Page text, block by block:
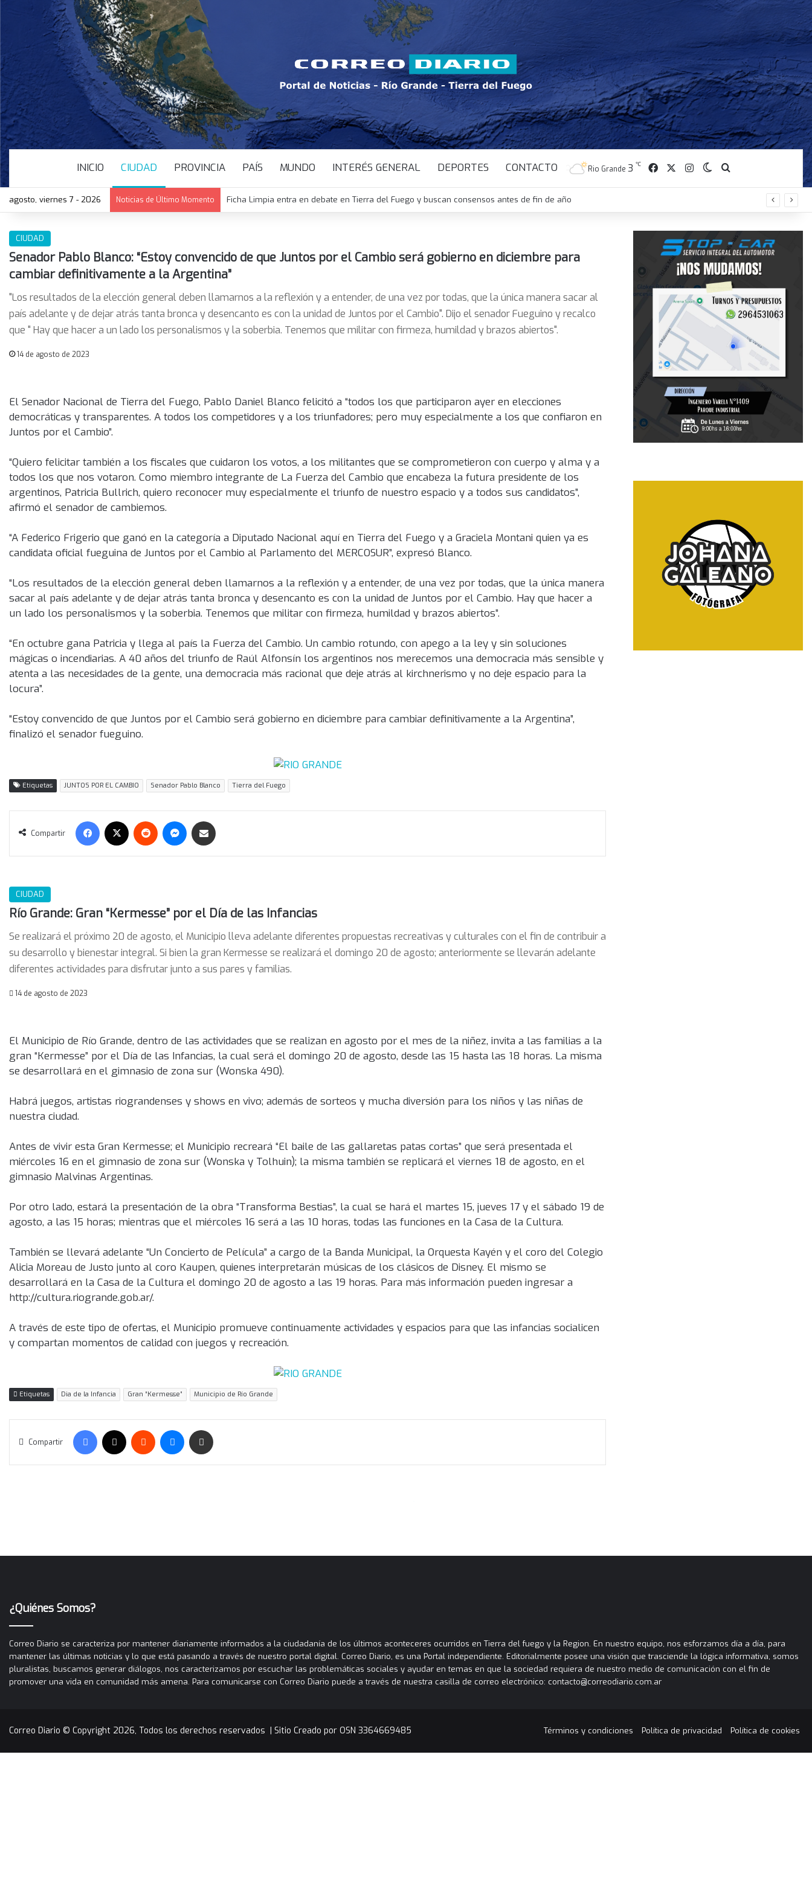
INICIO CIUDAD PROVINCIA PAÍS MUNDO INTERÉS GENERAL DEPORTES CONTACTO Rio Grande 3 ℃ FacebookInstagramSwitch skin
Buscar
agosto, viernes 7 - 2026 Noticias de Último Momento El Senado aprobó agilizar los desalojos y limitar las expropiaciones, pero el Gobierno debió retirar la reforma del Manejo del Fuego
CIUDAD
Senador Pablo Blanco: “Estoy convencido de que Juntos por el Cambio será gobierno en diciembre para
cambiar definitivamente a la Argentina”
"Los resultados de la elección general deben llamarnos a la reflexión y a entender, de una vez por todas, que la única manera sacar al
país adelante y de dejar atrás tanta bronca y desencanto es con la unidad de Juntos por el Cambio". Dijo el senador Fueguino y recalco
que " Hay que hacer a un lado los personalismos y la soberbia. Tenemos que militar con firmeza, humildad y brazos abiertos".
14 de agosto de 2023
El Senador Nacional de Tierra del Fuego, Pablo Daniel Blanco felicitó a “todos los que participaron ayer en elecciones
democráticas y transparentes. A todos los competidores y a los triunfadores; pero muy especialmente a los que confiaron en
Juntos por el Cambio”.
“Quiero felicitar también a los fiscales que cuidaron los votos, a los militantes que se comprometieron con cuerpo y alma y a
todos los que nos votaron. Como miembro integrante de La Fuerza del Cambio que encabeza la futura presidente de los
argentinos, Patricia Bullrich, quiero reconocer muy especialmente el triunfo de nuestro espacio y a todos sus candidatos”,
afirmó el senador de cambiemos.
“A Federico Frigerio que ganó en la categoría a Diputado Nacional aquí en Tierra del Fuego y a Graciela Montani quien ya es
candidata oficial fueguina de Juntos por el Cambio al Parlamento del MERCOSUR”, expresó Blanco.
“Los resultados de la elección general deben llamarnos a la reflexión y a entender, de una vez por todas, que la única manera
sacar al país adelante y de dejar atrás tanta bronca y desencanto es con la unidad de Juntos por el Cambio. Hay que hacer a
un lado los personalismos y la soberbia. Tenemos que militar con firmeza, humildad y brazos abiertos”.
“En octubre gana Patricia y llega al país la Fuerza del Cambio. Un cambio rotundo, con apego a la ley y sin soluciones
mágicas o incendiarias. A 40 años del triunfo de Raúl Alfonsín los argentinos nos merecemos una democracia más sensible y
atenta a las necesidades de la gente, una democracia más racional que deje atrás al kirchnerismo y no deje espacio para la
locura”.
“Estoy convencido de que Juntos por el Cambio será gobierno en diciembre para cambiar definitivamente a la Argentina”,
finalizó el senador fueguino.
Etiquetas JUNTOS POR EL CAMBIO Senador Pablo Blanco Tierra del Fuego
Compartir
Facebook Reddit Messenger
¿Quiénes Somos?
Correo Diario se caracteriza por mantener diariamente informados a la ciudadanía de los últimos aconteceres ocurridos en Tierra del fuego y la Region. En nuestro equipo, nos esforzamos día a día, para
mantener las últimas noticias y lo que está pasando a través de nuestro portal digital. Correo Diario, es una Portal independiente. Editorialmente posee una visión que trasciende la lógica informativa, somos
pluralistas, buscamos generar diálogos, nos caracterizamos por escuchar las problemáticas sociales y ayudar en temas en que la sociedad requiera de nuestro medio de comunicación con el fin de
promover una vida en comunidad más amena. Para comunicarse con Correo Diario puede a través de nuestra casilla de correo electrónico: contacto@correodiario.com.ar
Correo Diario © Copyright 2026, Todos los derechos reservados | Sitio Creado por OSN 3364669485 Términos y condiciones Política de privacidad Política de cookies